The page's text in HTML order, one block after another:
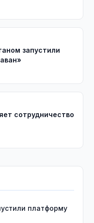
запустили
сотрудничество
платформу